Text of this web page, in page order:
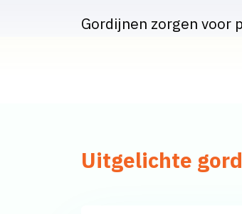
Gordijnen zorgen voor
Uitgelichte